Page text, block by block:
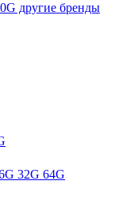
другие бренды
32G 64G